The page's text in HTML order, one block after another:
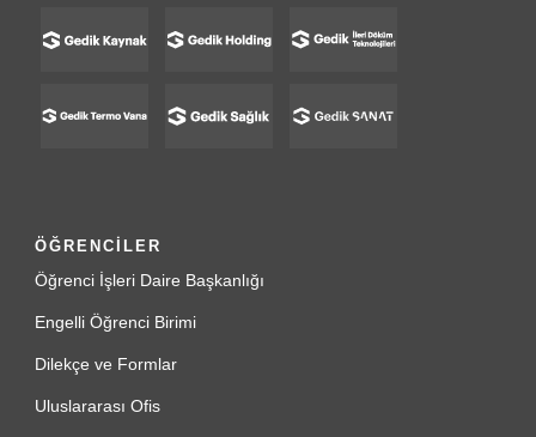
ÖĞRENCİLER
Öğrenci İşleri Daire Başkanlığı
Engelli Öğrenci Birimi
Dilekçe ve Formlar
Uluslararası Ofis